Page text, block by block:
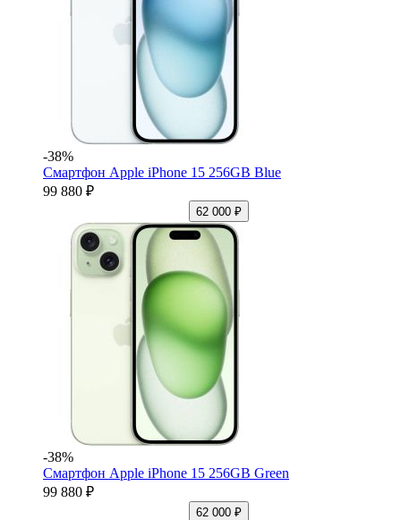
-38%
Смартфон Apple iPhone 15 256GB Blue
99 880 ₽
62 000 ₽
-38%
Смартфон Apple iPhone 15 256GB Green
99 880 ₽
62 000 ₽